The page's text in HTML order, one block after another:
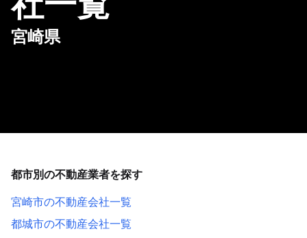
宮崎県
都市別の不動産業者を探す
宮崎市の不動産会社一覧
都城市の不動産会社一覧